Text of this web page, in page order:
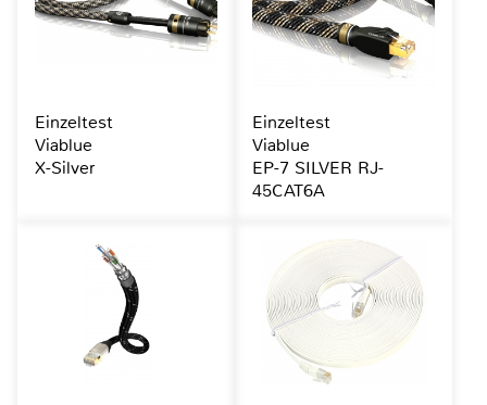
Einzeltest
Viablue
X-Silver
Einzeltest
Viablue
EP-7 SILVER RJ-
45CAT6A